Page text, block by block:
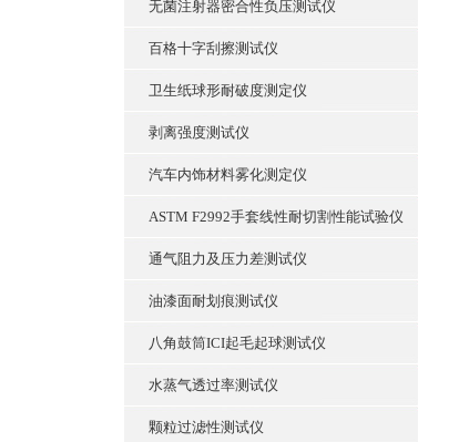
无菌注射器密合性负压测试仪
百格十字刮擦测试仪
卫生纸球形耐破度测定仪
剥离强度测试仪
汽车内饰材料雾化测定仪
ASTM F2992手套线性耐切割性能试验仪
通气阻力及压力差测试仪
油漆面耐划痕测试仪
八角鼓筒ICI起毛起球测试仪
水蒸气透过率测试仪
颗粒过滤性测试仪